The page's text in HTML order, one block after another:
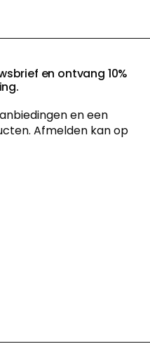
en ontvang 10%
en een
Afmelden kan op